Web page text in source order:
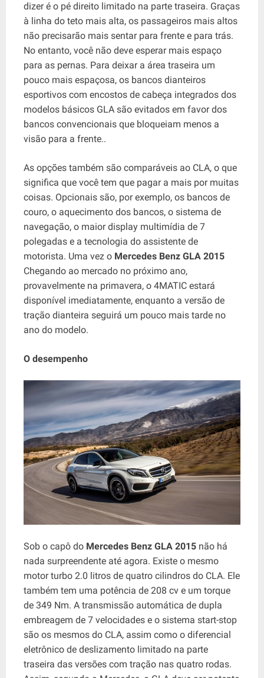
dizer é o pé direito limitado na parte traseira. Graças
à linha do teto mais alta, os passageiros mais altos
não precisarão mais sentar para frente e para trás.
No entanto, você não deve esperar mais espaço
para as pernas. Para deixar a área traseira um
pouco mais espaçosa, os bancos dianteiros
esportivos com encostos de cabeça integrados dos
modelos básicos GLA são evitados em favor dos
bancos convencionais que bloqueiam menos a
visão para a frente..
As opções também são comparáveis ​​ao CLA, o que
significa que você tem que pagar a mais por muitas
coisas. Opcionais são, por exemplo, os bancos de
couro, o aquecimento dos bancos, o sistema de
navegação, o maior display multimídia de 7
polegadas e a tecnologia do assistente de
motorista. Uma vez o Mercedes Benz GLA 2015
Chegando ao mercado no próximo ano,
provavelmente na primavera, o 4MATIC estará
disponível imediatamente, enquanto a versão de
tração dianteira seguirá um pouco mais tarde no
ano do modelo.
O desempenho
Sob o capô do Mercedes Benz GLA 2015 não há
nada surpreendente até agora. Existe o mesmo
motor turbo 2.0 litros de quatro cilindros do CLA. Ele
também tem uma potência de 208 cv e um torque
de 349 Nm. A transmissão automática de dupla
embreagem de 7 velocidades e o sistema start-stop
são os mesmos do CLA, assim como o diferencial
eletrônico de deslizamento limitado na parte
traseira das versões com tração nas quatro rodas.